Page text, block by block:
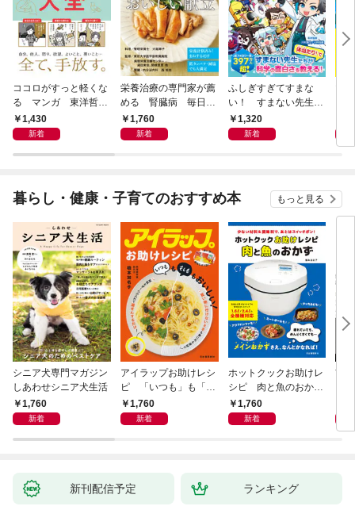
ココロがすっと軽くな
る マンガ 東洋哲学
大全1,430
新着
栄養治療の専門家が薦
める 腎臓病 毎日の
おいしい献立
1,760
新着
ふしぎすぎてすまな
い！ すまない先生の
科学教室
1,320
新着
暮らし・健康・子育てのおすすめ本 もっと見る
シニア犬専門マガジン
しあわせシニア犬生活
1,760
新着
アイラップお助けレシ
ピ 「いつも」も「も
しも」もおいしい！
1,760
新着
ホットクックお助けレ
シピ 肉と魚のおか
ず 少ない材料＆調味
料で、あとはスイッチ
1,760
新着
首
リ
昇
新刊配信予定 ランキング